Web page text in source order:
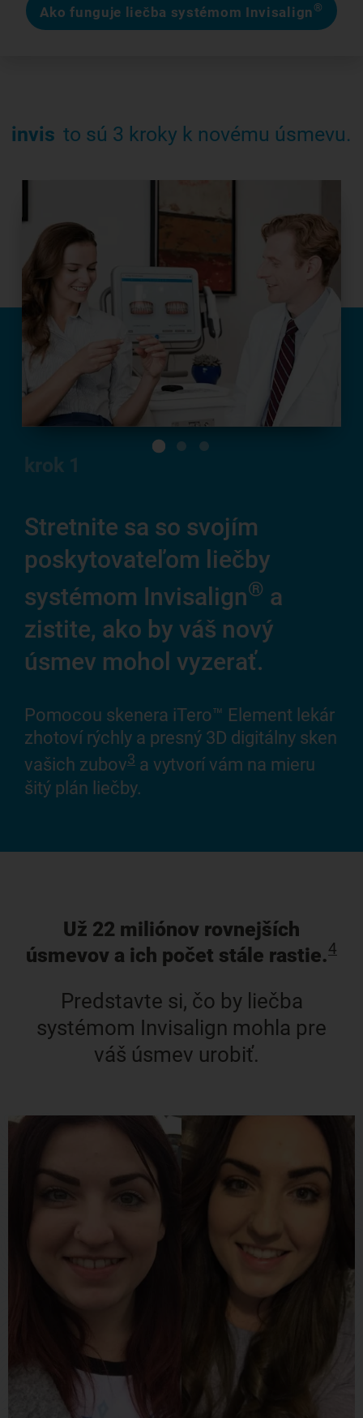
Ako funguje liečba systémom Invisalign®
invis to sú 3 kroky k novému úsmevu.
krok 1
Stretnite sa so svojím
poskytovateľom liečby
systémom Invisalign® a
zistite, ako by váš nový
úsmev mohol vyzerať.
Pomocou skenera iTero™ Element lekár
zhotoví rýchly a presný 3D digitálny sken
vašich zubov3 a vytvorí vám na mieru
šitý plán liečby.
Už 22 miliónov rovnejších
úsmevov a ich počet stále rastie.4
Predstavte si, čo by liečba
systémom Invisalign mohla pre
váš úsmev urobiť.